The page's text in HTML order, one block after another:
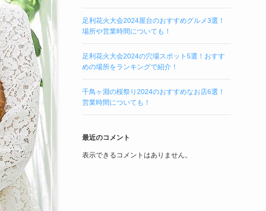
足利花火大会2024屋台のおすすめグルメ3選！
場所や営業時間についても！
足利花火大会2024の穴場スポット5選！おすす
めの場所をランキングで紹介！
千鳥ヶ淵の桜祭り2024のおすすめなお店6選！
営業時間についても！
最近のコメント
表示できるコメントはありません。